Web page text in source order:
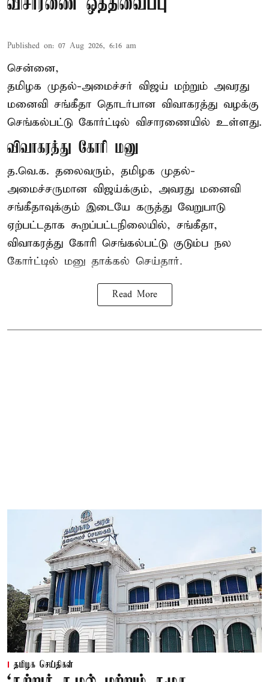
விசாரணை ஒத்திவைப்பு
Published on: 07 Aug 2026, 6:16 am
சென்னை,
தமிழக முதல்-அமைச்சர் விஜய் மற்றும் அவரது
மனைவி சங்கீதா தொடர்பான விவாகரத்து வழக்கு
செங்கல்பட்டு கோர்ட்டில் விசாரணையில் உள்ளது.
விவாகரத்து கோரி மனு
த.வெ.க. தலைவரும், தமிழக முதல்-
அமைச்சருமான விஜய்க்கும், அவரது மனைவி
சங்கீதாவுக்கும் இடையே கருத்து வேறுபாடு
ஏற்பட்டதாக கூறப்பட்டநிலையில், சங்கீதா,
விவாகரத்து கோரி செங்கல்பட்டு குடும்ப நல
கோர்ட்டில் மனு தாக்கல் செய்தார்.
Read More
தமிழக செய்திகள்